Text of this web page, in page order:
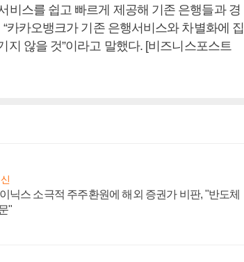
비스를 쉽고 빠르게 제공해 기존 은행들과 경
카카오뱅크가 기존 은행서비스와 차별화에 집
않을 것”이라고 말했다. [비즈니스포스트
닉스 소극적 주주환원에 해외 증권가 비판, "반도체
"